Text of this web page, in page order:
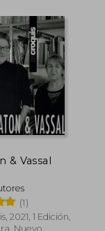
& Vassal
(1)
2021, 1 Edición,
Nuevo